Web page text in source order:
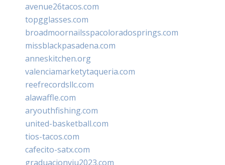
avenue26tacos.com
topgglasses.com
broadmoornailsspacoloradosprings.com
missblackpasadena.com
anneskitchen.org
valenciamarketytaqueria.com
reefrecordsllc.com
alawaffle.com
aryouthfishing.com
united-basketball.com
tios-tacos.com
cafecito-satx.com
graduacionviu2023.com